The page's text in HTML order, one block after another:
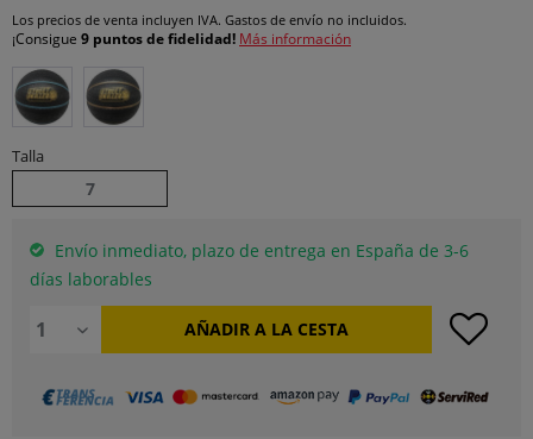
Los precios de venta incluyen IVA. Gastos de envío no incluidos.
¡Consigue 9 puntos de fidelidad! Más información
Talla
7
Envío inmediato, plazo de entrega en España de 3-6
días laborables
AÑADIR A LA CESTA